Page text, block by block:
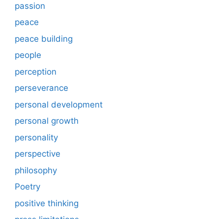
passion
peace
peace building
people
perception
perseverance
personal development
personal growth
personality
perspective
philosophy
Poetry
positive thinking